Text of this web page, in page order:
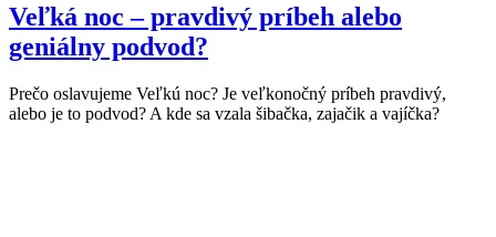
Veľká noc – pravdivý príbeh alebo
geniálny podvod?
Prečo oslavujeme Veľkú noc? Je veľkonočný príbeh pravdivý,
alebo je to podvod? A kde sa vzala šibačka, zajačik a vajíčka?